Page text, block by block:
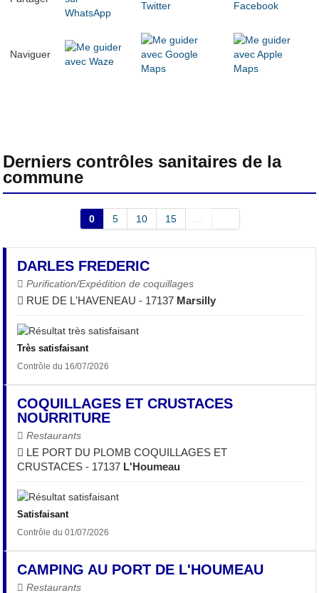
Naviguer
Derniers contrôles sanitaires de la
commune
0 5 10 15
DARLES FREDERIC
Purification/Expédition de coquillages
RUE DE L'HAVENEAU - 17137 Marsilly
Très satisfaisant
Contrôle du 16/07/2026
COQUILLAGES ET CRUSTACES
NOURRITURE
Restaurants
LE PORT DU PLOMB COQUILLAGES ET
CRUSTACES - 17137 L'Houmeau
Satisfaisant
Contrôle du 01/07/2026
CAMPING AU PORT DE L'HOUMEAU
Restaurants